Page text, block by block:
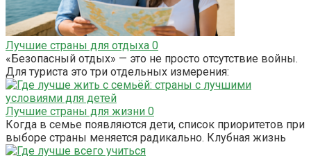
Лучшие страны для отдыха 0
«Безопасный отдых» — это не просто отсутствие войны.
Для туриста это три отдельных измерения:
Лучшие страны для жизни 0
Когда в семье появляются дети, список приоритетов при
выборе страны меняется радикально. Клубная жизнь